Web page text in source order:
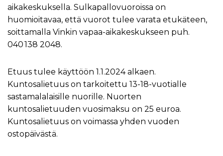
aikakeskuksella. Sulkapallovuoroissa on
huomioitavaa, että vuorot tulee varata etukäteen,
soittamalla Vinkin vapaa-aikakeskukseen puh.
040 138 2048.
Etuus tulee käyttöön 1.1.2024 alkaen.
Kuntosalietuus on tarkoitettu 13-18-vuotialle
sastamalalaisille nuorille. Nuorten
kuntosalietuuden vuosimaksu on 25 euroa.
Kuntosalietuus on voimassa yhden vuoden
ostopäivästä.